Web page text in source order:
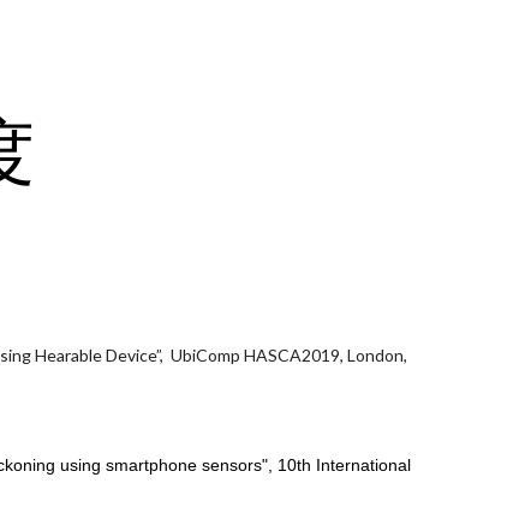
Hearable Device”, UbiComp HASCA2019, London,
using smartphone sensors", 10th International